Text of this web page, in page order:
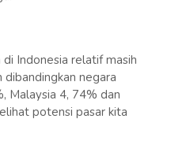
Indonesia relatif masih
dibandingkan negara
Malaysia 4, 74% dan
potensi pasar kita